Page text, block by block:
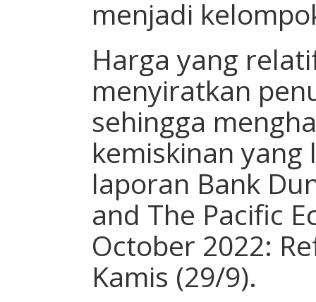
menjadi
Harga yang
menyiratkan
sehingga
kemiskinan yang
laporan Bank
and The Pacific
October 2022:
Kamis (29/9).